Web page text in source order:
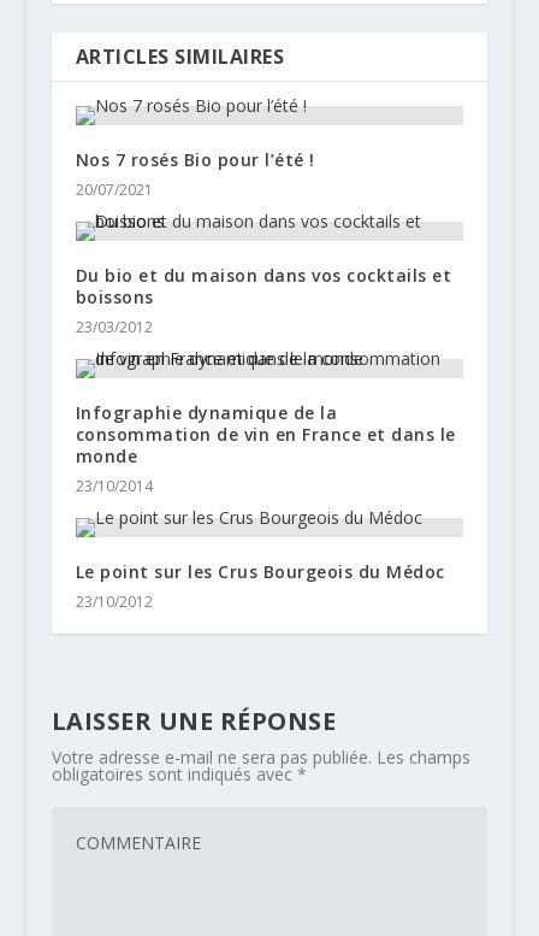
ARTICLES SIMILAIRES
Nos 7 rosés Bio pour l’été !
20/07/2021
Du bio et du maison dans vos cocktails et
boissons
23/03/2012
Infographie dynamique de la
consommation de vin en France et dans le
monde
23/10/2014
Le point sur les Crus Bourgeois du Médoc
23/10/2012
LAISSER UNE RÉPONSE
Votre adresse e-mail ne sera pas publiée. Les champs
obligatoires sont indiqués avec *